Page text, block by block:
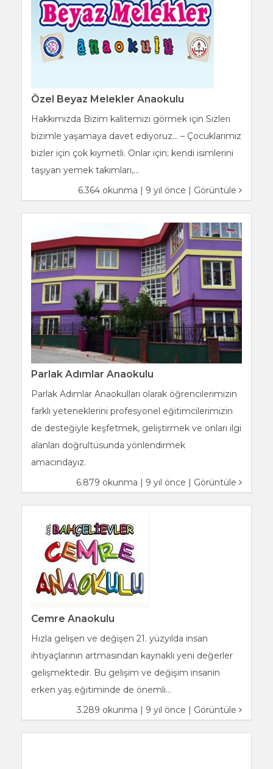
Özel Beyaz Melekler Anaokulu
Hakkımızda Bizim kalitemizi görmek için Sizleri
bizimle yaşamaya davet ediyoruz… – Çocuklarımız
bizler için çok kıymetli. Onlar için; kendi isimlerini
taşıyan yemek takımları,...
6.364 okunma | 9 yıl önce | Görüntüle
Parlak Adımlar Anaokulu
Parlak Adımlar Anaokulları olarak öğrencilerimizin
farklı yeteneklerini profesyonel eğitimcilerimizin
de desteğiyle keşfetmek, geliştirmek ve onları ilgi
alanları doğrultusunda yönlendirmek
amacındayız.
6.879 okunma | 9 yıl önce | Görüntüle
Cemre Anaokulu
Hızla gelişen ve değişen 21. yüzyılda insan
ihtiyaçlarının artmasından kaynaklı yeni değerler
gelişmektedir. Bu gelişim ve değişim insanin
erken yaş eğitiminde de önemli...
3.289 okunma | 9 yıl önce | Görüntüle